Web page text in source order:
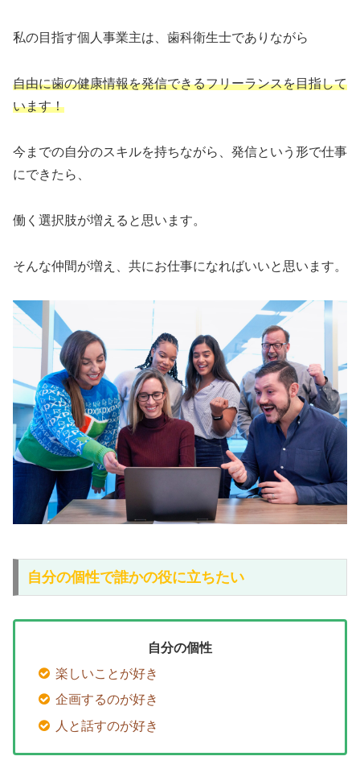
私の目指す個人事業主は、歯科衛生士でありながら
自由に歯の健康情報を発信できるフリーランスを目指して
います！
今までの自分のスキルを持ちながら、発信という形で仕事
にできたら、
働く選択肢が増えると思います。
そんな仲間が増え、共にお仕事になればいいと思います。
自分の個性で誰かの役に立ちたい
自分の個性
楽しいことが好き
企画するのが好き
人と話すのが好き